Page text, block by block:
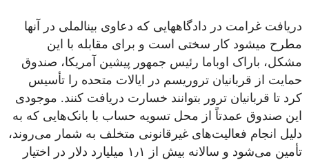
دریافت غرامت در دادگاه‎هایی که دعاوی بین‎الملی در آنها
مطرح می‎شود کار سختی است و برای مقابله با این
مشکل، باراک اوباما رئیس جمهور پیشین آمریکا، صندوق
حمایت از قربانیان تروریسم در ایالات متحده را تأسیس
کرد تا قربانیان ترور بتوانند خسارت دریافت کنند. موجودی
این صندوق عمدتاً از محل تسویه حساب با بانک‌هایی که به
دلیل انجام فعالیت‌های غیرقانونی متخلف به شمار می‌روند،
تأمین می‌شود و سالانه بیش از ۱٫۱ میلیارد دلار در اختیار